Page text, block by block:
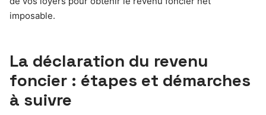
imposable.
La déclaration du revenu
foncier : étapes et démarches
à suivre